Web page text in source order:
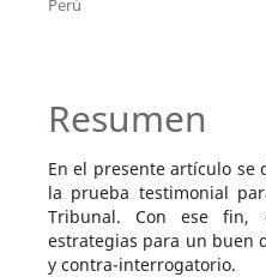
Perú
Resumen
En el presente artículo se
la prueba testimonial
Tribunal. Con ese fin,
estrategias para un buen
y contra-interrogatorio.